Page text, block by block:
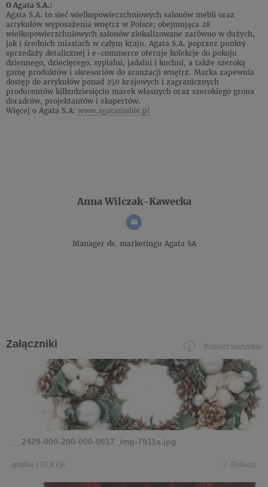
O Agata S.A.:
Agata S.A. to sieć wielkopowierzchniowych salonów mebli oraz
artykułów wyposażenia wnętrz w Polsce; obejmująca 28
wielkopowierzchniowych salonów zlokalizowane zarówno w dużych,
jak i średnich miastach w całym kraju. Agata S.A. poprzez punkty
sprzedaży detalicznej i e-commerce oferuje kolekcje do pokoju
dziennego, dziecięcego, sypialni, jadalni i kuchni, a także szeroką
gamę produktów i akcesoriów do aranżacji wnętrz. Marka zapewnia
dostęp do artykułów ponad 250 krajowych i zagranicznych
producentów kilkudziesięciu marek własnych oraz szerokiego grona
doradców, projektantów i ekspertów.
Więcej o Agata S.A: www.agatameble.pl
Anna Wilczak-Kawecka
Manager ds. marketingu Agata SA
Załączniki Pobierz wszystkie
__2429-000-200-000-0017_img-7911a.jpg
grafika 70,8 KB Pobierz